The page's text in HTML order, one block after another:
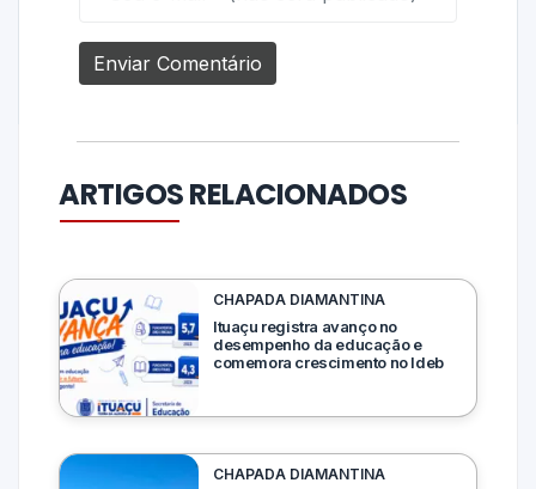
ARTIGOS RELACIONADOS
CHAPADA DIAMANTINA
Ituaçu registra avanço no
desempenho da educação e
comemora crescimento no Ideb
CHAPADA DIAMANTINA